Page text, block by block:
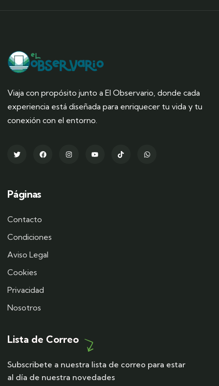
Viaja con propósito junto a El Observario, donde cada
experiencia está diseñada para enriquecer tu vida y tu
conexión con el entorno.
Páginas
Contacto
Condiciones
Aviso Legal
Cookies
Privacidad
Nosotros
Lista de Correo
Subscribete a nuestra lista de correo para estar
al día de nuestra novedades